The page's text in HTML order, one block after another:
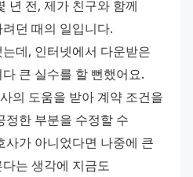
년 전, 제가 친구와 함께
던 때의 일입니다.
데, 인터넷에서 다운받은
큰 실수를 할 뻔했어요.
의 도움을 받아 계약 조건을
정한 부분을 수정할 수
사가 아니었다면 나중에 큰
는 생각에 지금도